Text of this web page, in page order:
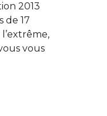
2013
de 17
vous